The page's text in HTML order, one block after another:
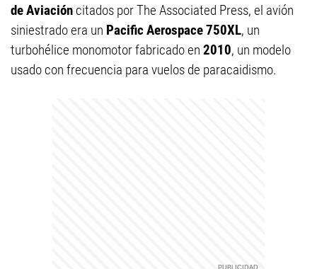
de Aviación citados por The Associated Press, el avión
siniestrado era un Pacific Aerospace 750XL, un
turbohélice monomotor fabricado en 2010, un modelo
usado con frecuencia para vuelos de paracaidismo.